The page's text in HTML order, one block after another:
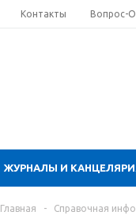
Контакты Вопрос-
ЖУРНАЛЫ И
Главная - Справочная